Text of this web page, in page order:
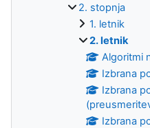
2. stopnja
1. letnik
2. letnik
Algoritmi
Izbrana
Izbrana
Izbrana